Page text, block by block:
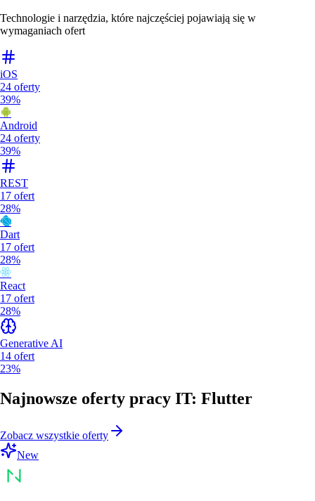
Technologie i narzędzia, które najczęściej pojawiają się w
wymaganiach ofert
iOS
24 oferty
39%
Android
24 oferty
39%
REST
17 ofert
28%
Dart
17 ofert
28%
React
17 ofert
28%
Generative AI
14 ofert
23%
Najnowsze oferty pracy IT: Flutter
Zobacz wszystkie oferty
New